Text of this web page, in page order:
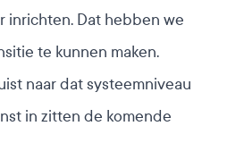
inrichten. Dat hebben we
te kunnen maken.
naar dat systeemniveau
in zitten de komende